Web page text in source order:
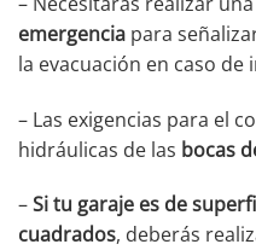
emergencia para
la evacuación en caso de
– Las exigencias para el
hidráulicas de las bocas
–Si tu garaje es de
cuadrados, deberás